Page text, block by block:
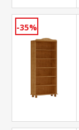
-35%